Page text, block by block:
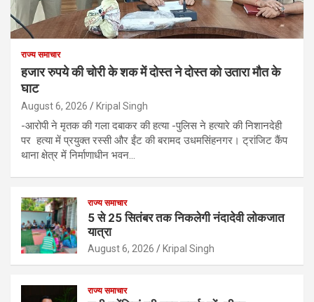
राज्य समाचार
हजार रुपये की चोरी के शक में दोस्त ने दोस्त को उतारा मौत के
घाट
August 6, 2026 Kripal Singh
-आरोपी ने मृतक की गला दबाकर की हत्या -पुलिस ने हत्यारे की निशानदेही
पर हत्या में प्रयुक्त रस्सी और ईंट की बरामद उधमसिंहनगर। ट्रांजिट कैंप
थाना क्षेत्र में निर्माणाधीन भवन…
राज्य समाचार
5 से 25 सितंबर तक निकलेगी नंदादेवी लोकजात
यात्रा
August 6, 2026 Kripal Singh
राज्य समाचार